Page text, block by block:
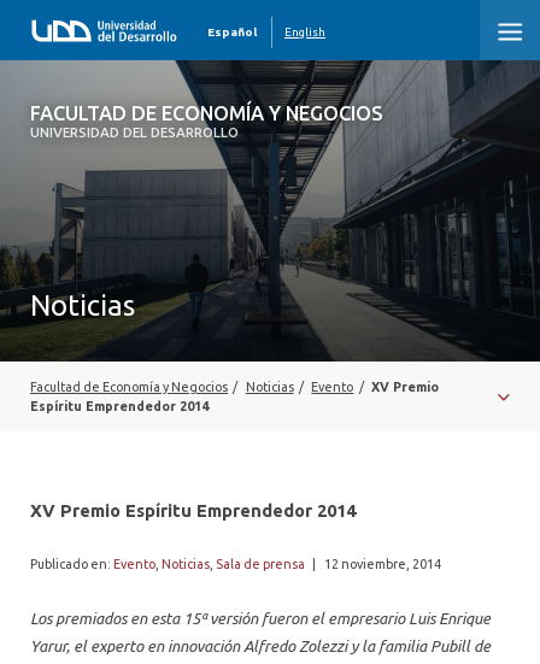
FACULTAD DE ECONOMÍA Y NEGOCIOS
UNIVERSIDAD DEL DESARROLLO
Español English
FACULTAD DE ECONOMÍA Y NEGOCIOS
QUIÉNES SOMOS
PREGRADO
POSTGRADO
EDUCACIÓN EJECUTIVA
Noticias
Facultad de Economía y Negocios / Noticias / Evento / XV Premio
Espíritu Emprendedor 2014
XV Premio Espíritu Emprendedor 2014
Publicado en: Evento Noticias Sala de prensa 12 noviembre, 2014
Los premiados en esta 15ª versión fueron el empresario Luis Enrique
Yarur, el experto en innovación Alfredo Zolezzi y la familia Pubill de